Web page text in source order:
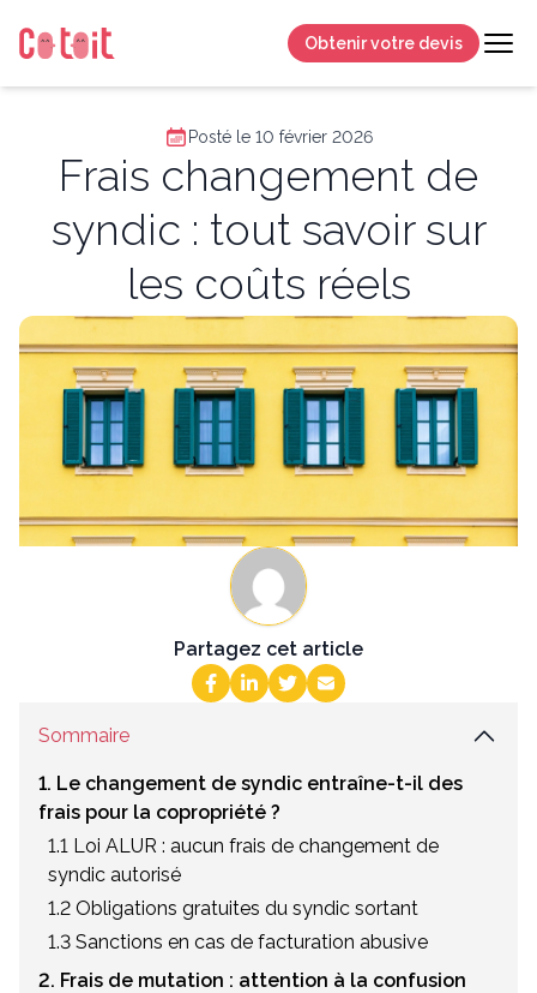
Obtenir votre devis
Posté le 10 février 2026
Frais changement de
syndic : tout savoir sur
les coûts réels
Partagez cet article
Sommaire
1. Le changement de syndic entraîne-t-il des
frais pour la copropriété ?
1.1 Loi ALUR : aucun frais de changement de
syndic autorisé
1.2 Obligations gratuites du syndic sortant
1.3 Sanctions en cas de facturation abusive
2. Frais de mutation : attention à la confusion